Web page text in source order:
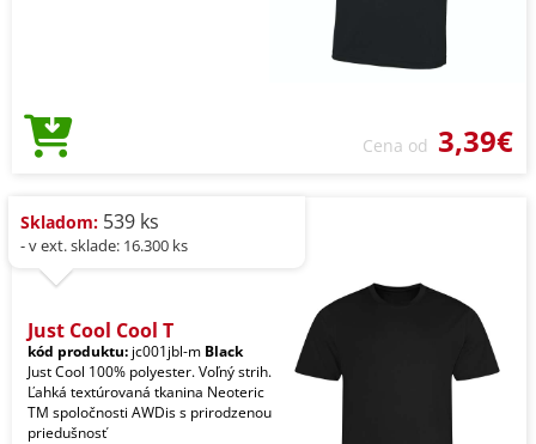
Cena od 3,39€
Skladom: 539 ks
- v ext. sklade: 16.300 ks
Just Cool Cool T
kód produktu: jc001jbl-m Black
Just Cool 100% polyester. Voľný strih.
Ľahká textúrovaná tkanina Neoteric
TM spoločnosti AWDis s prirodzenou
priedušnosť